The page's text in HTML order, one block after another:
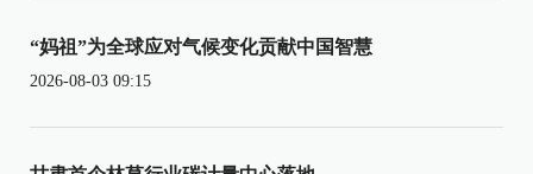
“妈祖”为全球应对气候变化贡献中国智慧
2026-08-03 09:15